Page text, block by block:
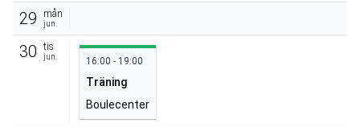
29
mån
jun.
30 tis
jun. 16:00 - 19:00
Träning
Boulecenter